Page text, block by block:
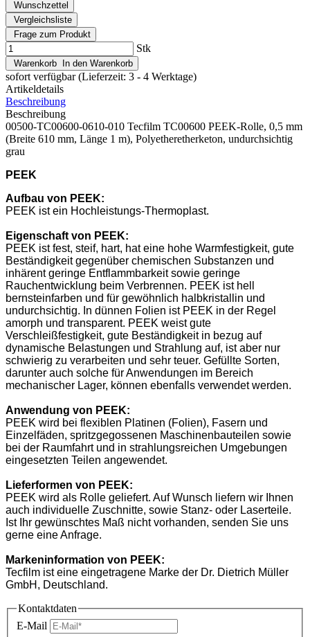
Wunschzettel
Vergleichsliste
Frage zum Produkt
Stk
Warenkorb In den Warenkorb
sofort verfügbar (Lieferzeit: 3 - 4 Werktage)
Artikeldetails
Beschreibung
Beschreibung
00500-TC00600-0610-010 Tecfilm TC00600 PEEK-Rolle, 0,5 mm
(Breite 610 mm, Länge 1 m), Polyetheretherketon, undurchsichtig
grau
PEEK
Aufbau von PEEK:
PEEK ist ein Hochleistungs-Thermoplast.
Eigenschaftvon PEEK:
PEEK ist fest, steif, hart, hat eine hohe Warmfestigkeit, gute
Beständigkeit gegenüber chemischen Substanzen und
inhärent geringe Entflammbarkeit sowie geringe
Rauchentwicklung beim Verbrennen. PEEK ist hell
bernsteinfarben und für gewöhnlich halbkristallin und
undurchsichtig. In dünnen Folien ist PEEK in der Regel
amorph und transparent. PEEK weist gute
Verschleißfestigkeit, gute Beständigkeit in bezug auf
dynamische Belastungen und Strahlung auf, ist aber nur
schwierig zu verarbeiten und sehr teuer. Gefüllte Sorten,
darunter auch solche für Anwendungen im Bereich
mechanischer Lager, können ebenfalls verwendet werden.
Anwendung von PEEK:
PEEK wird bei flexiblen Platinen (Folien), Fasern und
Einzelfäden, spritzgegossenen Maschinenbauteilen sowie
bei der Raumfahrt und in strahlungsreichen Umgebungen
eingesetzten Teilen angewendet.
Lieferformen von PEEK:
PEEK wird als Rolle geliefert. Auf Wunsch liefern wir Ihnen
auch individuelle Zuschnitte, sowie Stanz- oder Laserteile.
Ist Ihr gewünschtes Maß nicht vorhanden, senden Sie uns
gerne eine Anfrage.
Markeninformation von PEEK:
Tecfilm ist eine eingetragene Marke der Dr. Dietrich Müller
GmbH, Deutschland.
Kontaktdaten
E-Mail